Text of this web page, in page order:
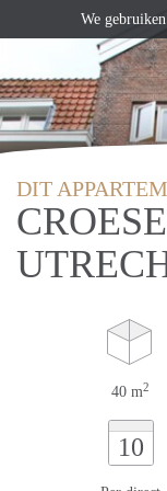
DIT
40 m2
10
We gebruiken